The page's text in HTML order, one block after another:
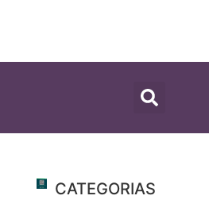
CATEGORIAS